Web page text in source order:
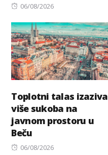
Posted
06/08/2026
Toplotni talas izaziva
više sukoba na
javnom prostoru u
Beču
Posted
06/08/2026